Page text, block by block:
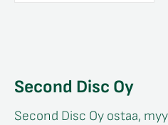
Second Disc Oy
Second Disc Oy ostaa,